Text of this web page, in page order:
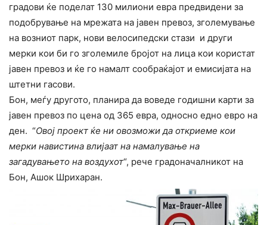
градови ќе поделат 130 милиони евра предвидени за
подобрување на мрежата на јавен превоз, зголемување
на возниот парк, нови велосипедски стази и други
мерки кои би го зголемиле бројот на лица кои користат
јавен превоз и ќе го намалт сообраќајот и емисијата на
штетни гасови.
Бон, меѓу другото, планира да воведе годишни карти за
јавен превоз по цена од 365 евра, односно едно евро на
ден. “Овој проект ќе ни овозможи да откриеме кои
мерки навистина влијаат на намалување на
загадувањето на воздухот“, рече градоначалникот на
Бон, Ашок Шрихаран.